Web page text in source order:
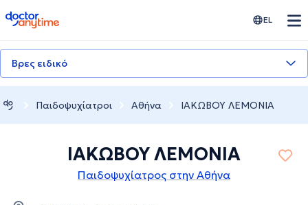
doctoranytime EL
Βρες ειδικό
Παιδοψυχίατροι Αθήνα ΙΑΚΩΒΟΥ ΛΕΜΟΝΙΑ
ΙΑΚΩΒΟΥ ΛΕΜΟΝΙΑ
Παιδοψυχίατρος στην Αθήνα